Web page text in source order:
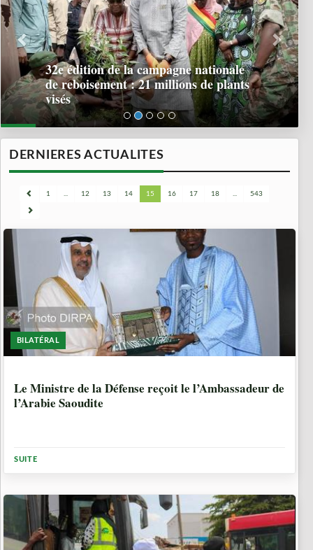
32e édition de la campagne nationale
de reboisement : 21 millions de plants
visés
DERNIERES ACTUALITES
1 ... 12 13 14 15 16 17 18 ... 543
BILATÉRAL
Le Ministre de la Défense reçoit le l’Ambassadeur de
l’Arabie Saoudite
SUITE